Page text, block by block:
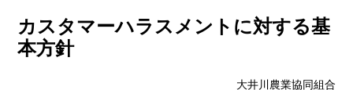
カスタマーハラスメントに対する基
本方針
大井川農業協同組合